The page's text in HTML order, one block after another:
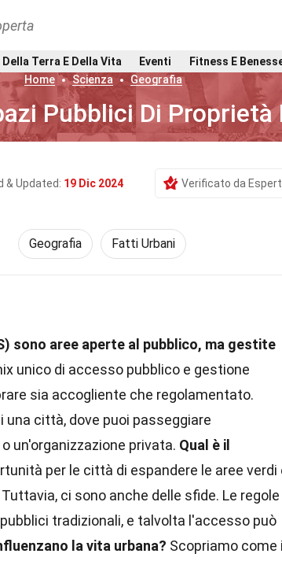
Terra E Della Vita Eventi
Fitness E
Home
Scienza Geografia
Pubblici Di Proprietà
& Updated: 19 Dic 2024 Verificato da
Geografia Fatti Urbani
sono aree aperte al pubblico, ma gestite
unico di accesso pubblico e gestione
sia accogliente che regolamentato.
una città, dove puoi passeggiare
un'organizzazione privata. Qual è il
per le città di espandere le aree verdi
ci sono anche delle sfide. Le regole
tradizionali, e talvolta l'accesso può
la vita urbana? Scopriamo come